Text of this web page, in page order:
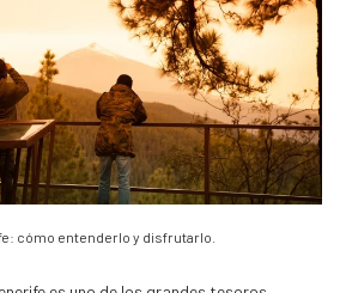
cómo entenderlo y disfrutarlo.